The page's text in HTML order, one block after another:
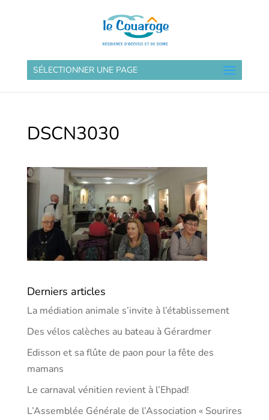
SÉLECTIONNER UNE PAGE
DSCN3030
Derniers articles
La médiation animale s’invite à l’établissement
Des vélos calèches au bateau à Gérardmer
Edisson et sa flûte de paon pour la fête des
mamans
Le carnaval vénitien revient à l’Ehpad!
L’Assemblée Générale de l’Association « Sourires